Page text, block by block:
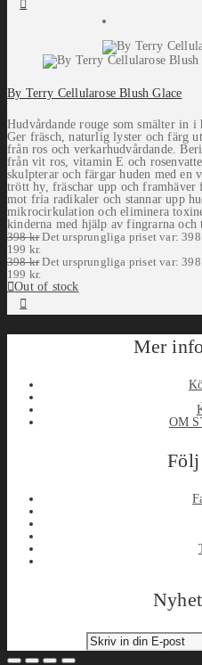
By Terry Cellularose Blush Glace
Hudvårdande rouge som smälter in i
Ger fräsch, naturlig lyster och färg
från ros och verkarhudvårdande.
från vit ros, vitamin E och
skulpterar och färgar huden med en
trött hy, fräschar upp och
mot fria radikaler och stannar upp
mikrocirkulation och eliminera
kinderna med hjälp av fingrarna och
398kr Det ursprungliga priset var: 398
199 kr.
398kr Det ursprungliga priset var: 398
199 kr.
Out of stock
Mer
OM
Följ